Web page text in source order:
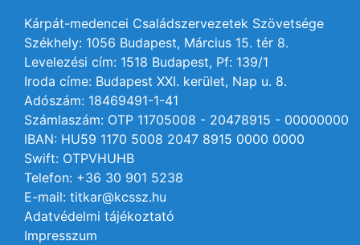
Kárpát-medencei Családszervezetek Szövetsége
Székhely: 1056 Budapest, Március 15. tér 8.
Levelezési cím: 1518 Budapest, Pf: 139/1
Iroda címe: Budapest XXI. kerület, Nap u. 8.
Adószám: 18469491-1-41
Számlaszám: OTP 11705008 - 20478915 - 00000000
IBAN: HU59 1170 5008 2047 8915 0000 0000
Swift: OTPVHUHB
Telefon: +36 30 901 5238
E-mail: titkar@kcssz.hu
Adatvédelmi tájékoztató
Impresszum